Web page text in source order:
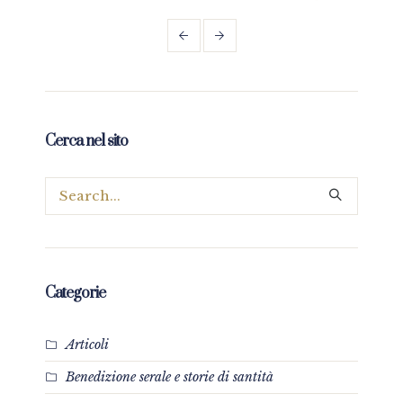
Cerca nel sito
Categorie
Articoli
Benedizione serale e storie di santità